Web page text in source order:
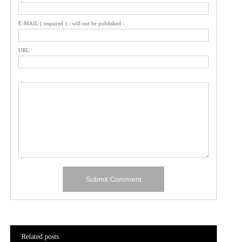
E-MAIL ( required ) - will not be published -
URL
Related posts